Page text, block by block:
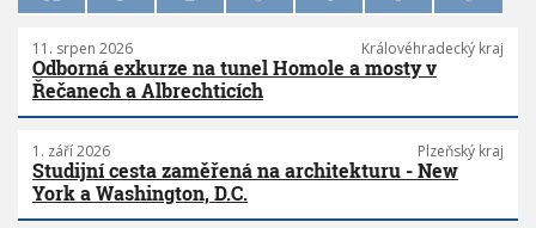
11. srpen 2026 Královéhradecký kraj
Odborná exkurze na tunel Homole a mosty v
Řečanech a Albrechticích
1. září 2026 Plzeňský kraj
Studijní cesta zaměřená na architekturu - New
York a Washington, D.C.